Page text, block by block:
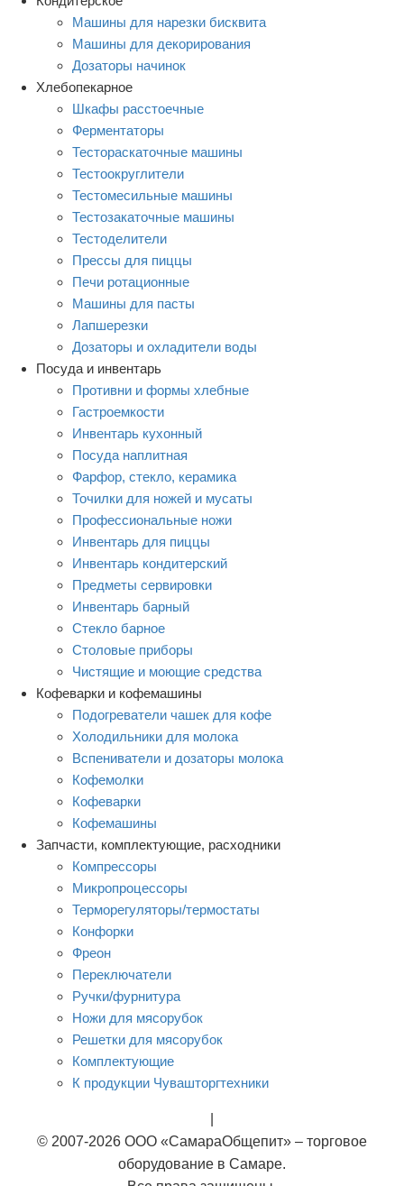
Машины для нарезки бисквита
Машины для декорирования
Дозаторы начинок
Хлебопекарное
Шкафы расстоечные
Ферментаторы
Тестораскаточные машины
Тестоокруглители
Тестомесильные машины
Тестозакаточные машины
Тестоделители
Прессы для пиццы
Печи ротационные
Машины для пасты
Лапшерезки
Дозаторы и охладители воды
Посуда и инвентарь
Противни и формы хлебные
Гастроемкости
Инвентарь кухонный
Посуда наплитная
Фарфор, стекло, керамика
Точилки для ножей и мусаты
Профессиональные ножи
Инвентарь для пиццы
Инвентарь кондитерский
Предметы сервировки
Инвентарь барный
Стекло барное
Столовые приборы
Чистящие и моющие средства
Кофеварки и кофемашины
Подогреватели чашек для кофе
Холодильники для молока
Вспениватели и дозаторы молока
Кофемолки
Кофеварки
Кофемашины
Запчасти, комплектующие, расходники
Компрессоры
Микропроцессоры
Терморегуляторы/термостаты
Конфорки
Фреон
Переключатели
Ручки/фурнитура
Ножи для мясорубок
Решетки для мясорубок
Комплектующие
К продукции Чувашторгтехники
© 2007-2026 ООО «СамараОбщепит» – торговое
оборудование в Самаре.